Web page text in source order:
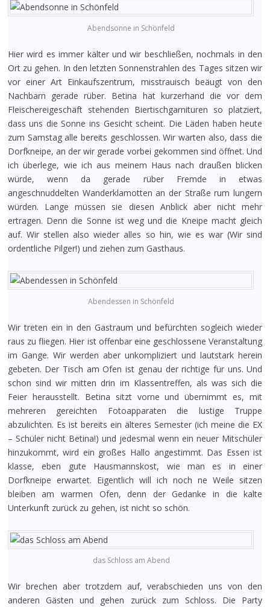
Abendsonne in Schönfeld
Hier wird es immer kälter und wir beschließen, nochmals in den
Ort zu gehen. In den letzten Sonnenstrahlen des Tages sitzen wir
vor einer Art Einkaufszentrum, misstrauisch beäugt von den
Nachbarn gerade rüber. Betina hat kurzerhand die vor dem
Fleischereigeschäft stehenden Biertischgarnituren so platziert,
dass uns die Sonne ins Gesicht scheint. Die Läden haben heute
zum Samstag alle bereits geschlossen. Wir warten also, dass die
Dorfkneipe, an der wir gerade vorbei gekommen sind öffnet. Und
ich überlege, wie ich aus meinem Haus nach draußen blicken
würde, wenn da gerade rüber Fremde in etwas
angeschnuddelten Wanderklamotten an der Straße rum lungern
würden. Lange müssen sie diesen Anblick aber nicht mehr
ertragen. Denn die Sonne ist weg und die Kneipe macht gleich
auf. Wir stellen also wieder alles so hin, wie es war (Wir sind
ordentliche Pilger!) und ziehen zum Gasthaus.
Abendessen in Schönfeld
Wir treten ein in den Gastraum und befürchten sogleich wieder
raus zu fliegen. Hier ist offenbar eine geschlossene Veranstaltung
im Gange. Wir werden aber unkompliziert und lautstark herein
gebeten. Der Tisch am Ofen ist genau der richtige für uns. Und
schon sind wir mitten drin im Klassentreffen, als was sich die
Feier herausstellt. Betina sitzt vorne und übernimmt es, mit
mehreren gereichten Fotoapparaten die lustige Truppe
abzulichten. Es ist bereits ein älteres Semester (ich meine die EX
– Schüler nicht Betina!) und jedesmal wenn ein neuer Mitschüler
hinzukommt, wird ein großes Hallo angestimmt. Das Essen ist
klasse, eben gute Hausmannskost, wie man es in einer
Dorfkneipe erwartet. Eigentlich will ich noch ne Weile sitzen
bleiben am warmen Ofen, denn der Gedanke in die kalte
Unterkunft zurück zu gehen, ist nicht so schön.
das Schloss am Abend
Wir brechen aber trotzdem auf, verabschieden uns von den
anderen Gästen und gehen zurück zum Schloss. Die Party